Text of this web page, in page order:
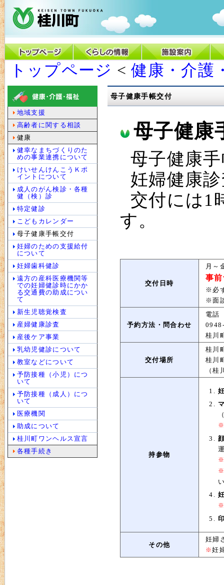
トップページ <健康・介護
母子健康手帳交付
母子健康
母子健康
妊婦健康
交付には1
す。
交付日時
月～
事
※必
※面
予約方法・問合わせ
電話
桂川
交付場所
桂川
桂川
（
持参物
その他
妊婦
※妊
地域支援
高齢者に関する相談
健康
健幸なまちづくりのた
めの事業連携について
けいせんけんこうＫポ
イントについて
成人のがん検診・各種
健（検）診
特定健診
こどもカレンダー
母子健康手帳交付
妊婦のための支援給付
について
妊婦歯科健診
遠方の産科医療機関等
での妊婦健診時にかか
る交通費の助成につい
て
新生児聴覚検査
産婦健康診査
産後ケア事業
乳幼児健診について
教室などについて
予防接種（小児）につ
いて
予防接種（成人）につ
いて
医療機関
助成について
桂川町ワンヘルス宣言
各種手続き